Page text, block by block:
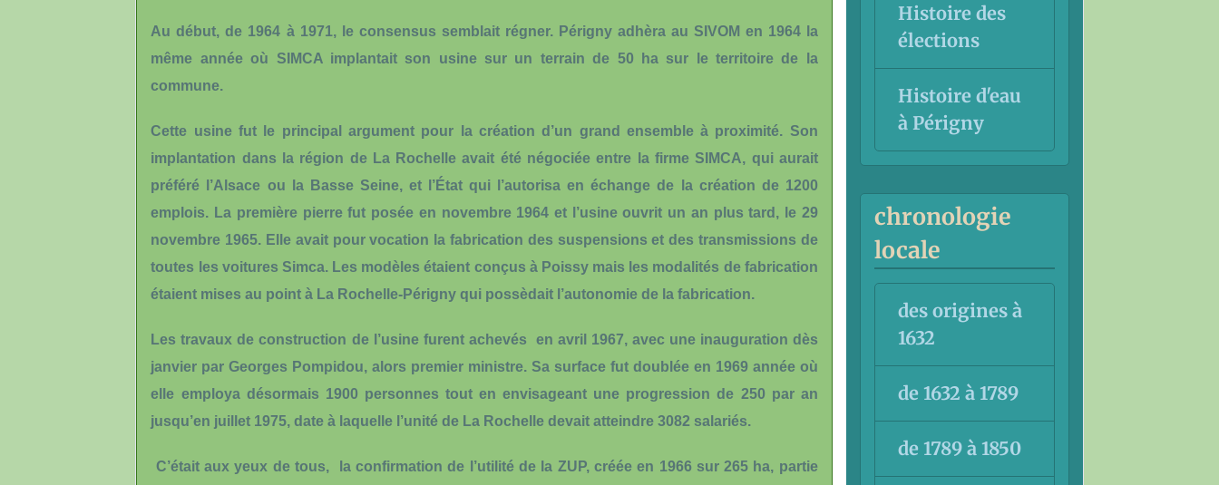
Au début, de 1964 à 1971, le consensus semblait régner. Périgny adhèra au SIVOM en 1964 la
même année où SIMCA implantait son usine sur un terrain de 50 ha sur le territoire de la
commune.
Cette usine fut le principal argument pour la création d’un grand ensemble à proximité. Son
implantation dans la région de La Rochelle avait été négociée entre la firme SIMCA, qui aurait
préféré l’Alsace ou la Basse Seine, et l’État qui l’autorisa en échange de la création de 1200
emplois. La première pierre fut posée en novembre 1964 et l’usine ouvrit un an plus tard, le 29
novembre 1965. Elle avait pour vocation la fabrication des suspensions et des transmissions de
toutes les voitures Simca. Les modèles étaient conçus à Poissy mais les modalités de fabrication
étaient mises au point à La Rochelle-Périgny qui possèdait l’autonomie de la fabrication.
Les travaux de construction de l’usine furent achevés en avril 1967, avec une inauguration dès
janvier par Georges Pompidou, alors premier ministre. Sa surface fut doublée en 1969 année où
elle employa désormais 1900 personnes tout en envisageant une progression de 250 par an
jusqu’en juillet 1975, date à laquelle l’unité de La Rochelle devait atteindre 3082 salariés.
C’était aux yeux de tous, la confirmation de l’utilité de la ZUP, créée en 1966 sur 265 ha, partie
Histoire des
élections
Histoire d'eau
à Périgny
chronologie
locale
des origines à
1632
de 1632 à 1789
de 1789 à 1850